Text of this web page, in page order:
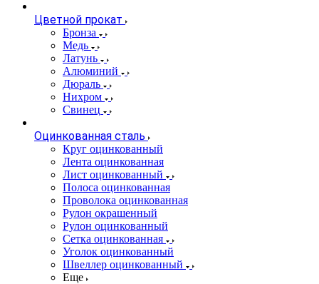
Цветной прокат
Бронза
Медь
Латунь
Алюминий
Дюраль
Нихром
Свинец
Оцинкованная сталь
Круг оцинкованный
Лента оцинкованная
Лист оцинкованный
Полоса оцинкованная
Проволока оцинкованная
Рулон окрашенный
Рулон оцинкованный
Сетка оцинкованная
Уголок оцинкованный
Швеллер оцинкованный
Еще